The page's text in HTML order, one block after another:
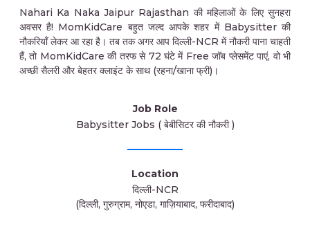
Nahari Ka Naka Jaipur Rajasthan की महिलाओं के लिए सुनहरा
अवसर है! MomKidCare बहुत जल्द आपके शहर में Babysitter की
नौकरियाँ लेकर आ रहा है। तब तक अगर आप दिल्ली-NCR में नौकरी पाना चाहती
हैं, तो MomKidCare की तरफ से 72 घंटे में Free जॉब प्लेसमेंट पाएं, वो भी
अच्छी सैलरी और बेहतर क्लाइंट के साथ (रहना/खाना फ्री)।
Job Role
Babysitter Jobs ( बेबीसिटर की नौकरी )
Location
दिल्ली-NCR
(दिल्ली, गुरुग्राम, नोएडा, गाज़ियाबाद, फरीदाबाद)